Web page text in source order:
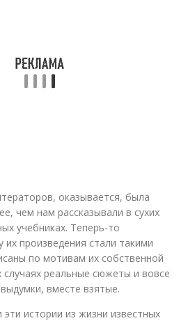
оказывается, была
чем нам рассказывали в сухих
учебниках. Теперь-то
произведения стали такими
по мотивам их собственной
реальные сюжеты и вовсе
вместе взятые.
истории из жизни известных